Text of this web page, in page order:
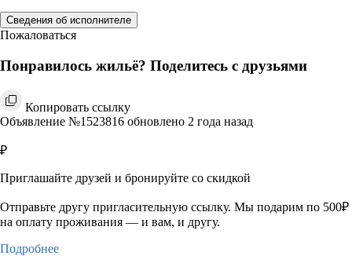
Сведения об исполнителе
Пожаловаться
Понравилось жильё? Поделитесь с друзьями
Копировать ссылку
Объявление №1523816 обновлено 2 года назад
₽
Приглашайте друзей и бронируйте со скидкой
Отправьте другу пригласительную ссылку. Мы подарим по 500₽
на оплату проживания — и вам, и другу.
Подробнее